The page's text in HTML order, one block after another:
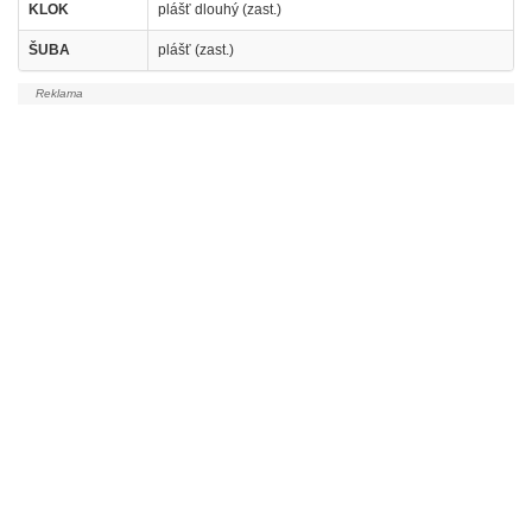
KLOK plášť dlouhý (zast.)
ŠUBA plášť (zast.)